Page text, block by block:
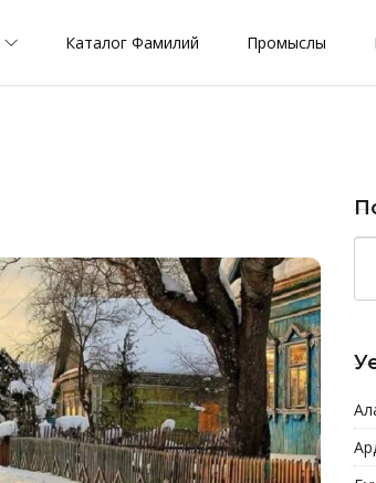
Каталог Фамилий Промыслы